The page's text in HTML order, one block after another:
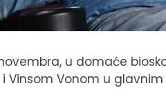
u domaće
i Vinsom Vonom u